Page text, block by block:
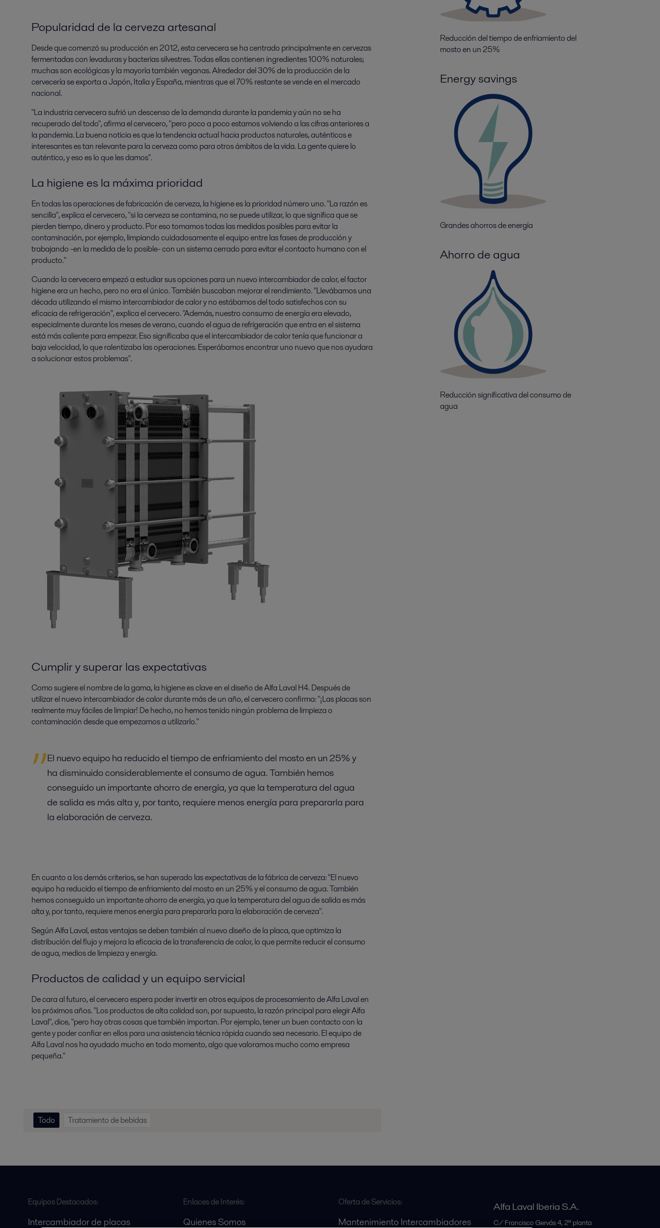
Popularidad de la cerveza artesanal
Desde que comenzó su producción en 2012, esta cervecera se ha centrado principalmente en cervezas
fermentadas con levaduras y bacterias silvestres. Todas ellas contienen ingredientes 100% naturales;
muchas son ecológicas y la mayoría también veganas. Alrededor del 30% de la producción de la
cervecería se exporta a Japón, Italia y España, mientras que el 70% restante se vende en el mercado
nacional.
"La industria cervecera sufrió un descenso de la demanda durante la pandemia y aún no se ha
recuperado del todo", afirma el cervecero, "pero poco a poco estamos volviendo a las cifras anteriores a
la pandemia. La buena noticia es que la tendencia actual hacia productos naturales, auténticos e
interesantes es tan relevante para la cerveza como para otros ámbitos de la vida. La gente quiere lo
auténtico, y eso es lo que les damos".
La higiene es la máxima prioridad
En todas las operaciones de fabricación de cerveza, la higiene es la prioridad número uno. "La razón es
sencilla", explica el cervecero, "si la cerveza se contamina, no se puede utilizar, lo que significa que se
pierden tiempo, dinero y producto. Por eso tomamos todas las medidas posibles para evitar la
contaminación, por ejemplo, limpiando cuidadosamente el equipo entre las fases de producción y
trabajando -en la medida de lo posible- con un sistema cerrado para evitar el contacto humano con el
producto."
Cuando la cervecera empezó a estudiar sus opciones para un nuevo intercambiador de calor, el factor
higiene era un hecho, pero no era el único. También buscaban mejorar el rendimiento. "Llevábamos una
década utilizando el mismo intercambiador de calor y no estábamos del todo satisfechos con su
eficacia de refrigeración", explica el cervecero. "Además, nuestro consumo de energía era elevado,
especialmente durante los meses de verano, cuando el agua de refrigeración que entra en el sistema
está más caliente para empezar. Eso significaba que el intercambiador de calor tenía que funcionar a
baja velocidad, lo que ralentizaba las operaciones. Esperábamos encontrar uno nuevo que nos ayudara
a solucionar estos problemas".
Cumplir y superar las expectativas
Como sugiere el nombre de la gama, la higiene es clave en el diseño de Alfa Laval H4. Después de
utilizar el nuevo intercambiador de calor durante más de un año, el cervecero confirma: "¡Las placas son
realmente muy fáciles de limpiar! De hecho, no hemos tenido ningún problema de limpieza o
contaminación desde que empezamos a utilizarlo."
El nuevo equipo ha reducido el tiempo de enfriamiento del mosto en un 25% y
ha disminuido considerablemente el consumo de agua. También hemos
conseguido un importante ahorro de energía, ya que la temperatura del agua
de salida es más alta y, por tanto, requiere menos energía para prepararla para
la elaboración de cerveza.
En cuanto a los demás criterios, se han superado las expectativas de la fábrica de cerveza: "El nuevo
equipo ha reducido el tiempo de enfriamiento del mosto en un 25% y el consumo de agua. También
hemos conseguido un importante ahorro de energía, ya que la temperatura del agua de salida es más
alta y, por tanto, requiere menos energía para prepararla para la elaboración de cerveza".
Según Alfa Laval, estas ventajas se deben también al nuevo diseño de la placa, que optimiza la
distribución del flujo y mejora la eficacia de la transferencia de calor, lo que permite reducir el consumo
de agua, medios de limpieza y energía.
Productos de calidad y un equipo servicial
De cara al futuro, el cervecero espera poder invertir en otros equipos de procesamiento de Alfa Laval en
los próximos años. "Los productos de alta calidad son, por supuesto, la razón principal para elegir Alfa
Laval", dice, "pero hay otras cosas que también importan. Por ejemplo, tener un buen contacto con la
gente y poder confiar en ellos para una asistencia técnica rápida cuando sea necesario. El equipo de
Alfa Laval nos ha ayudado mucho en todo momento, algo que valoramos mucho como empresa
pequeña."
Reducción del tiempo de enfriamiento del
mosto en un 25%
Energy savings
Grandes ahorros de energía
Ahorro de agua
Reducción significativa del consumo de
agua
Todo Tratamiento de bebidas
Equipos Destacados:
Intercambiador de placas
Enlaces de Interés:
Quienes Somos
Oferta de Servicios:
Mantenimiento Intercambiadores
Alfa Laval Iberia S.A.
C/ Francisco Gervás 4, 2ª planta